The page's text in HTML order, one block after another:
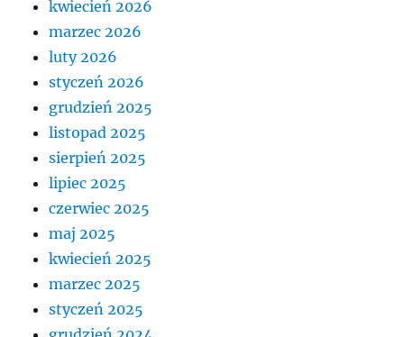
kwiecień 2026
marzec 2026
luty 2026
styczeń 2026
grudzień 2025
listopad 2025
sierpień 2025
lipiec 2025
czerwiec 2025
maj 2025
kwiecień 2025
marzec 2025
styczeń 2025